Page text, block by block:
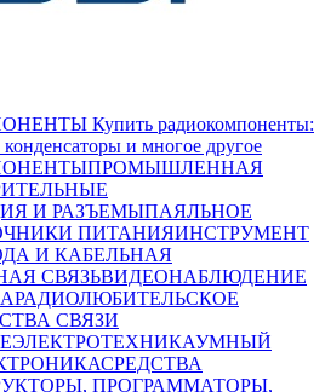
Купить радиокомпоненты:
и многое другое
ПРОМЫШЛЕННАЯ
И РАЗЪЕМЫПАЯЛЬНОЕ
ПИТАНИЯИНСТРУМЕНТ
И КАБЕЛЬНАЯ
СВЯЗЬВИДЕОНАБЛЮДЕНИЕ
РАДИОЛЮБИТЕЛЬСКОЕ
СВЯЗИ
ЭЛЕКТРОТЕХНИКАУМНЫЙ
СРЕДСТВА
ПРОГРАММАТОРЫ,